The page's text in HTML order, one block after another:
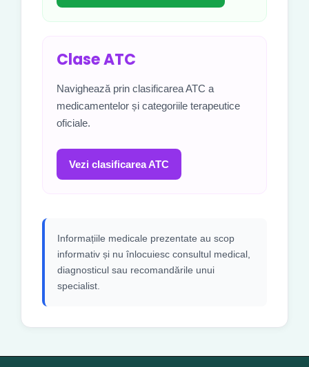
Clase ATC
Navighează prin clasificarea ATC a
medicamentelor și categoriile terapeutice
oficiale.
Vezi clasificarea ATC
Informațiile medicale prezentate au scop
informativ și nu înlocuiesc consultul medical,
diagnosticul sau recomandările unui
specialist.